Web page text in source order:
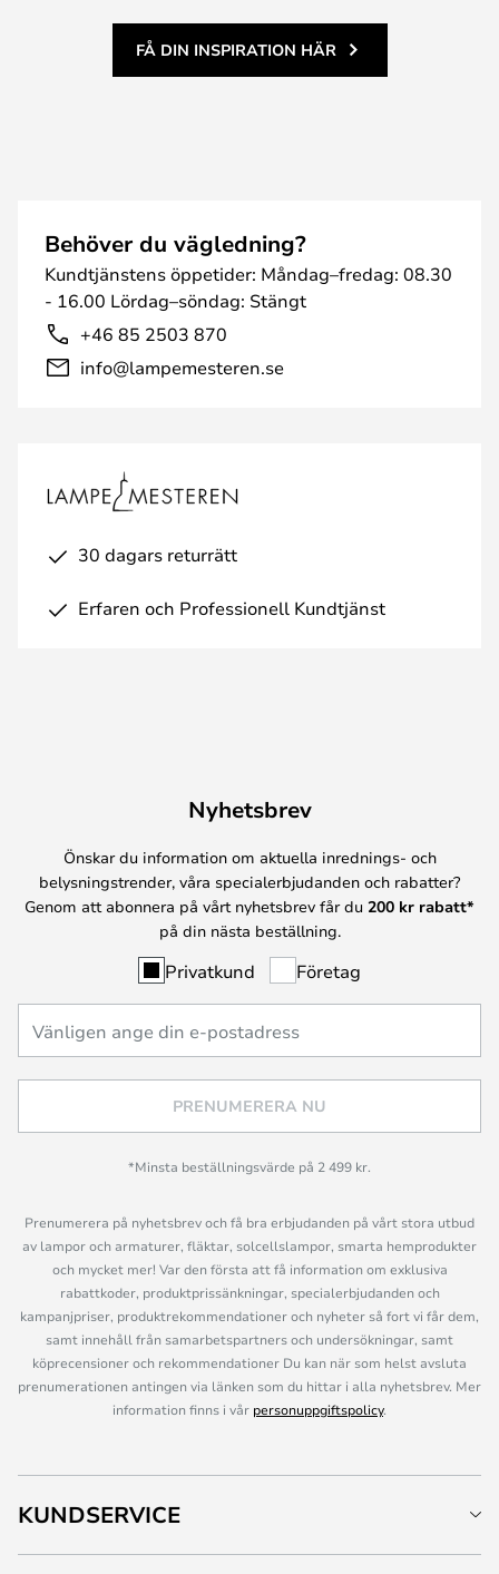
FÅ DIN INSPIRATION HÄR
Behöver du vägledning?
Kundtjänstens öppetider: Måndag–fredag: 08.30
- 16.00 Lördag–söndag: Stängt
+46 85 2503 870
info@lampemesteren.se
30 dagars returrätt
Erfaren och Professionell Kundtjänst
Nyhetsbrev
Önskar du information om aktuella inrednings- och
belysningstrender, våra specialerbjudanden och rabatter?
Genom att abonnera på vårt nyhetsbrev får du 200 kr rabatt*
på din nästa beställning.
Privatkund Företag
PRENUMERERA NU
*Minsta beställningsvärde på 2 499 kr.
Prenumerera på nyhetsbrev och få bra erbjudanden på vårt stora utbud
av lampor och armaturer, fläktar, solcellslampor, smarta hemprodukter
och mycket mer! Var den första att få information om exklusiva
rabattkoder, produktprissänkningar, specialerbjudanden och
kampanjpriser, produktrekommendationer och nyheter så fort vi får dem,
samt innehåll från samarbetspartners och undersökningar, samt
köprecensioner och rekommendationer Du kan när som helst avsluta
prenumerationen antingen via länken som du hittar i alla nyhetsbrev. Mer
information finns i vår personuppgiftspolicy.
KUNDSERVICE